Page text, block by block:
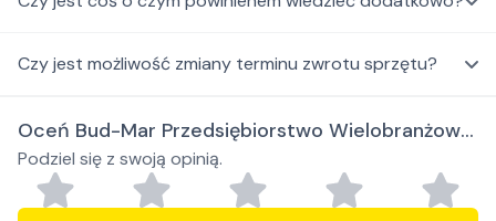
Czy jest możliwość zmiany terminu zwrotu sprzętu?
Oceń Bud-Mar Przedsiębiorstwo Wielobranżowe
Marcin Pączek
Podziel się z swoją opinią.